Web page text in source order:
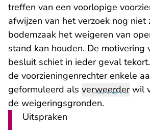
treffen van een voorlopige
afwijzen van het verzoek nog
bodemzaak het weigeren van
stand kan houden. De motivering
besluit schiet in ieder geval
de voorzieningenrechter enkele
geformuleerd als verweerderwil
de weigeringsgronden.
Uitspraken